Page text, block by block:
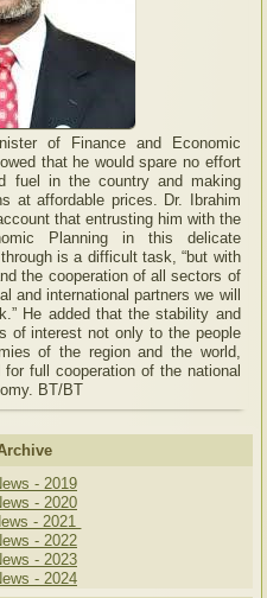
of Finance and Economic
that he would spare no effort
fuel in the country and making
at affordable prices. Dr. Ibrahim
that entrusting him with the
Planning in this delicate
is a difficult task, “but with
the cooperation of all sectors of
and international partners we will
He added that the stability and
of interest not only to the people
of the region and the world,
full cooperation of the national
BT/BT
- 2019
- 2020
- 2021
- 2022
- 2023
- 2024